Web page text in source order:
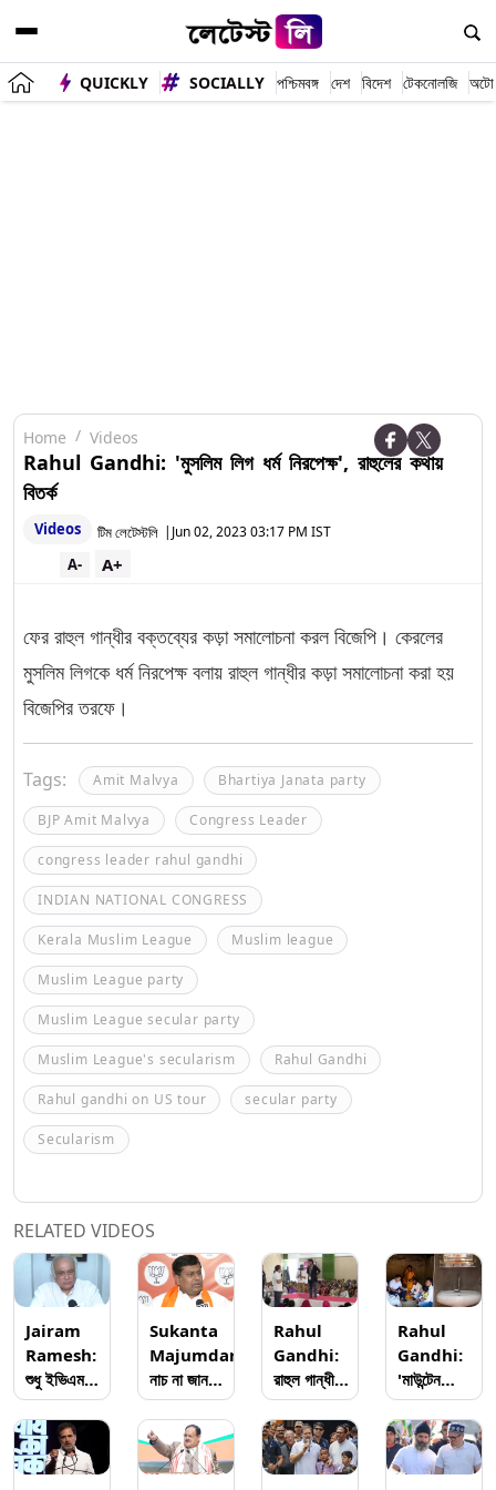
QUICKLY SOCIALLY পশ্চিমবঙ্গ দেশ বিদেশ টেকনোলজি অটো
Home Videos
Rahul Gandhi: 'মুসলিম লিগ ধর্ম নিরপেক্ষ', রাহুলের কথায়
বিতর্ক
Videos টিম লেটেস্টলি | Jun 02, 2023 03:17 PM IST
A+
A-
ফের রাহুল গান্ধীর বক্তব্যের কড়া সমালোচনা করল বিজেপি। কেরলের
মুসলিম লিগকে ধর্ম নিরপেক্ষ বলায় রাহুল গান্ধীর কড়া সমালোচনা করা হয়
বিজেপির তরফে।
Tags: Amit Malvya Bhartiya Janata party
BJP Amit Malvya Congress Leader
congress leader rahul gandhi
INDIAN NATIONAL CONGRESS
Kerala Muslim League Muslim league
Muslim League party
Muslim League secular party
Muslim League's secularism Rahul Gandhi
Rahul gandhi on US tour secular party
Secularism
RELATED VIDEOS
Jairam
Ramesh:
শুধু ইভিএম
নয়, গোটা
ভোটপ্রক্রিয়া
নিয়ে আমাদের
সন্দেহ রয়েছে,
Sukanta
Majumdar:
নাচ না জানলে
উঠোন বাঁকা,
রাহুল গান্ধীর
মহারাষ্ট্রের
নির্বাচনে
Rahul
Gandhi:
রাহুল গান্ধীর
মতো তিনিও
বিয়ে করবেন
না, কংগ্রেস
সাংসদের
Rahul
Gandhi:
'মাউন্টেন
ম্যান’এর
পরিবারের সঙ্গে
রাহুলের সাক্ষাৎ
ঘিরে সাংঘাতিক